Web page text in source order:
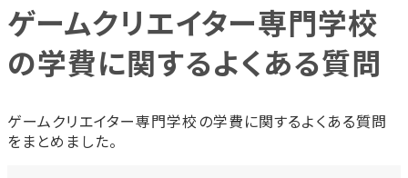
ゲームクリエイター専門学校
の学費に関するよくある質問
ゲームクリエイター専門学校の学費に関するよくある質問
をまとめました。